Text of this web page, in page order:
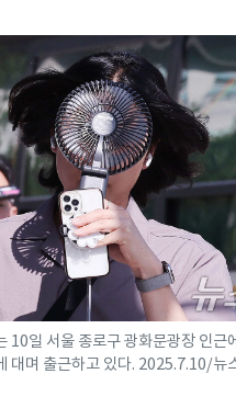
10일 서울 종로구 광화문광장 인근
대며 출근하고 있다. 2025.7.10/